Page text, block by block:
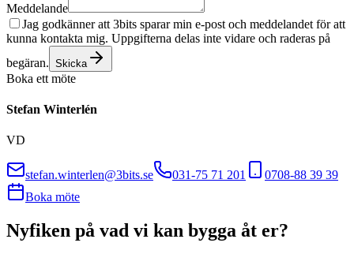
Meddelande
Jag godkänner att 3bits sparar min e-post och meddelandet för att
kunna kontakta mig. Uppgifterna delas inte vidare och raderas på
begäran. Skicka
Boka ett möte
Stefan Winterlén
VD
stefan.winterlen@3bits.se 031-75 71 201
0708-88 39 39
Boka möte
Nyfiken på vad vi kan bygga åt er?